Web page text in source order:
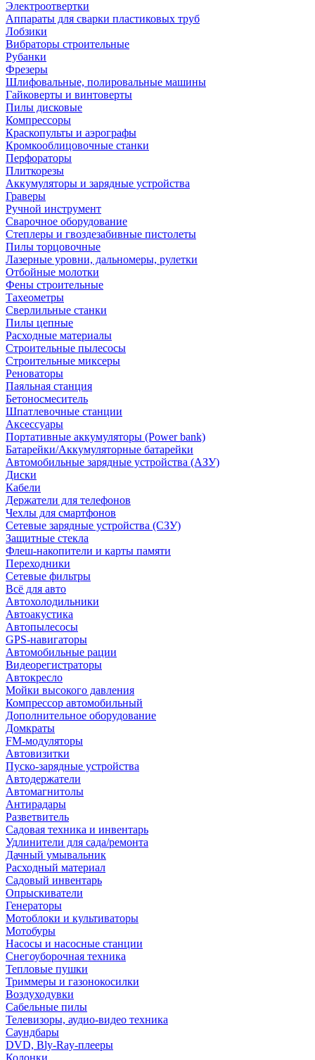
Электроотвертки
Аппараты для сварки пластиковых труб
Лобзики
Вибраторы строительные
Рубанки
Фрезеры
Шлифовальные, полировальные машины
Гайковерты и винтоверты
Пилы дисковые
Компрессоры
Краскопульты и аэрографы
Кромкооблицовочные станки
Перфораторы
Плиткорезы
Аккумуляторы и зарядные устройства
Граверы
Ручной инструмент
Сварочное оборудование
Степлеры и гвоздезабивные пистолеты
Пилы торцовочные
Лазерные уровни, дальномеры, рулетки
Отбойные молотки
Фены строительные
Тахеометры
Сверлильные станки
Пилы цепные
Расходные материалы
Строительные пылесосы
Строительные миксеры
Реноваторы
Паяльная станция
Бетоносмеситель
Шпатлевочные станции
Аксессуары
Портативные аккумуляторы (Power bank)
Батарейки/Аккумуляторные батарейки
Автомобильные зарядные устройства (АЗУ)
Диски
Кабели
Держатели для телефонов
Чехлы для смартфонов
Сетевые зарядные устройства (СЗУ)
Защитные стекла
Флеш-накопители и карты памяти
Переходники
Сетевые фильтры
Всё для авто
Автохолодильники
Автоакустика
Автопылесосы
GPS-навигаторы
Автомобильные рации
Видеорегистраторы
Автокресло
Мойки высокого давления
Компрессор автомобильный
Дополнительное оборудование
Домкраты
FM-модуляторы
Автовизитки
Пуско-зарядные устройства
Автодержатели
Автомагнитолы
Антирадары
Разветвитель
Садовая техника и инвентарь
Удлинители для сада/ремонта
Дачный умывальник
Расходный материал
Садовый инвентарь
Опрыскиватели
Генераторы
Мотоблоки и культиваторы
Мотобуры
Насосы и насосные станции
Снегоуборочная техника
Тепловые пушки
Триммеры и газонокосилки
Воздуходувки
Сабельные пилы
Телевизоры, аудио-видео техника
Саундбары
DVD, Bly-Ray-плееры
Колонки